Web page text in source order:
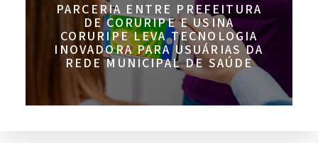
PARCERIA ENTRE PREFEITURA
DE CORURIPE E USINA
CORURIPE LEVA TECNOLOGIA
INOVADORA PARA USUÁRIAS DA
REDE MUNICIPAL DE SAÚDE